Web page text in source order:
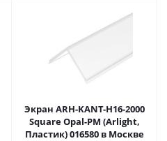
Экран ARH-KANT-H16-2000
Square Opal-PM (Arlight,
Пластик) 016580 в Москве